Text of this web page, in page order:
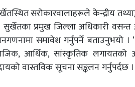
सरोकारवालाहरूले केन्द्रीय
प्रमुख जिल्ला अधिकारी
समावेश गर्नुपर्ने बताउनुभयो
आर्थिक, सांस्कृतिक लगायतको
वास्तविक सूचना सङ्कलन